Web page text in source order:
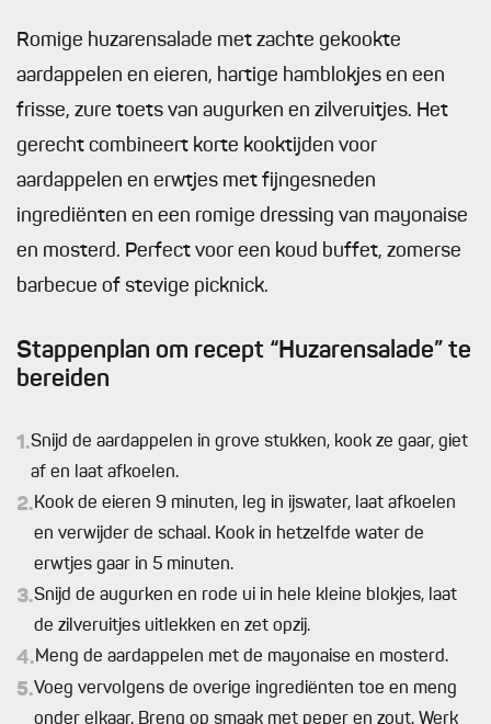
Romige huzarensalade met zachte gekookte
aardappelen en eieren, hartige hamblokjes en een
frisse, zure toets van augurken en zilveruitjes. Het
gerecht combineert korte kooktijden voor
aardappelen en erwtjes met fijngesneden
ingrediënten en een romige dressing van mayonaise
en mosterd. Perfect voor een koud buffet, zomerse
barbecue of stevige picknick.
Stappenplan om recept “Huzarensalade” te
bereiden
1.Snijd de aardappelen in grove stukken, kook ze gaar, giet
af en laat afkoelen.
2.Kook de eieren 9 minuten, leg in ijswater, laat afkoelen
en verwijder de schaal. Kook in hetzelfde water de
erwtjes gaar in 5 minuten.
3.Snijd de augurken en rode ui in hele kleine blokjes, laat
de zilveruitjes uitlekken en zet opzij.
4.Meng de aardappelen met de mayonaise en mosterd.
5.Voeg vervolgens de overige ingrediënten toe en meng
onder elkaar. Breng op smaak met peper en zout. Werk